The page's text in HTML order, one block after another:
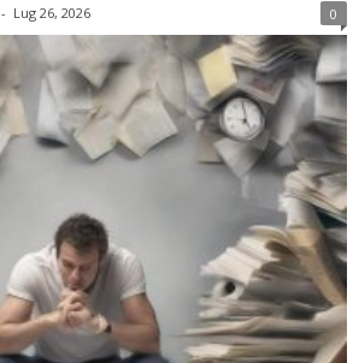
- Lug 26, 2026 0